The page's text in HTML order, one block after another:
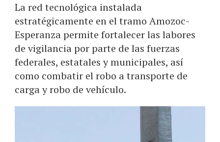
La red tecnológica instalada
estratégicamente en el tramo Amozoc-
Esperanza permite fortalecer las labores
de vigilancia por parte de las fuerzas
federales, estatales y municipales, así
como combatir el robo a transporte de
carga y robo de vehículo.